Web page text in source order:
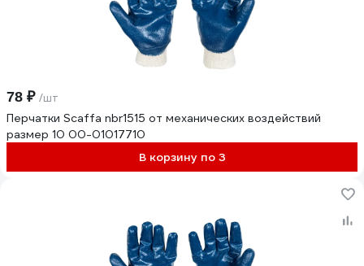
78 ₽ /шт
Перчатки Scaffa nbr1515 от механических воздействий
размер 10 00-01017710
В корзину по 3